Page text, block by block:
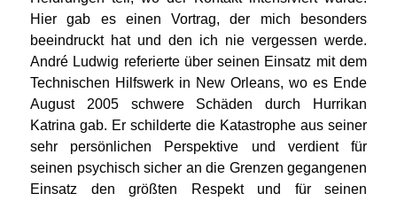
Hier gab es einen Vortrag, der mich besonders
beeindruckt hat und den ich nie vergessen werde.
André Ludwig referierte über seinen Einsatz mit dem
Technischen Hilfswerk in New Orleans, wo es Ende
August 2005 schwere Schäden durch Hurrikan
Katrina gab. Er schilderte die Katastrophe aus seiner
sehr persönlichen Perspektive und verdient für
seinen psychisch sicher an die Grenzen gegangenen
Einsatz den größten Respekt und für seinen